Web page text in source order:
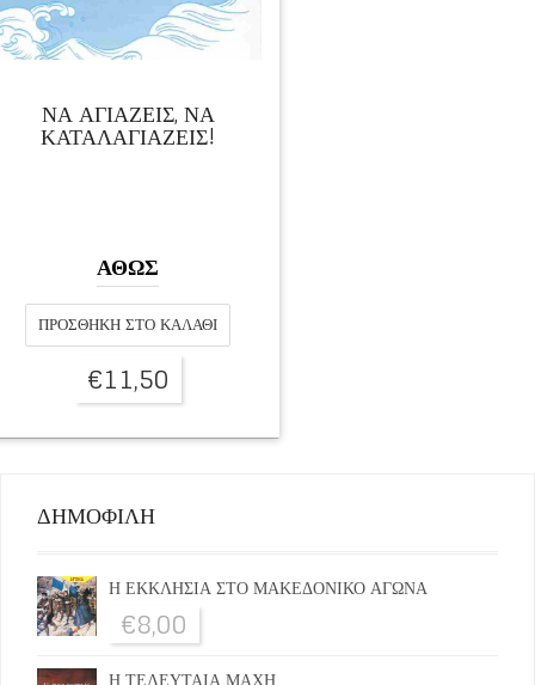
ΝΑ ΑΓΙΑΖΕΙΣ, ΝΑ
ΚΑΤΑΛΑΓΙΑΖΕΙΣ!
ΑΘΩΣ
ΠΡΟΣΘΉΚΗ ΣΤΟ ΚΑΛΆΘΙ
€11,50
ΔΗΜΟΦΙΛΗ
Η ΕΚΚΛΗΣΙΑ ΣΤΟ ΜΑΚΕΔΟΝΙΚΟ ΑΓΩΝΑ
€8,00